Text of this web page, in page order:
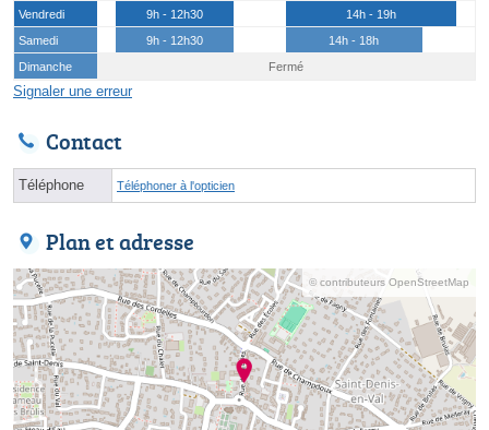
Vendredi
9h - 12h30
14h - 19h
Samedi
9h - 12h30
14h - 18h
Dimanche
Fermé
Signaler une erreur
Contact
Téléphone Téléphoner à l'opticien
Plan et adresse
© contributeurs OpenStreetMap